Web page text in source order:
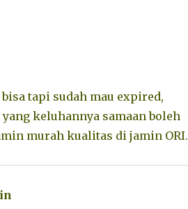
tapi sudah mau expired,
yang keluhannya samaan boleh
murah kualitas di jamin ORI.